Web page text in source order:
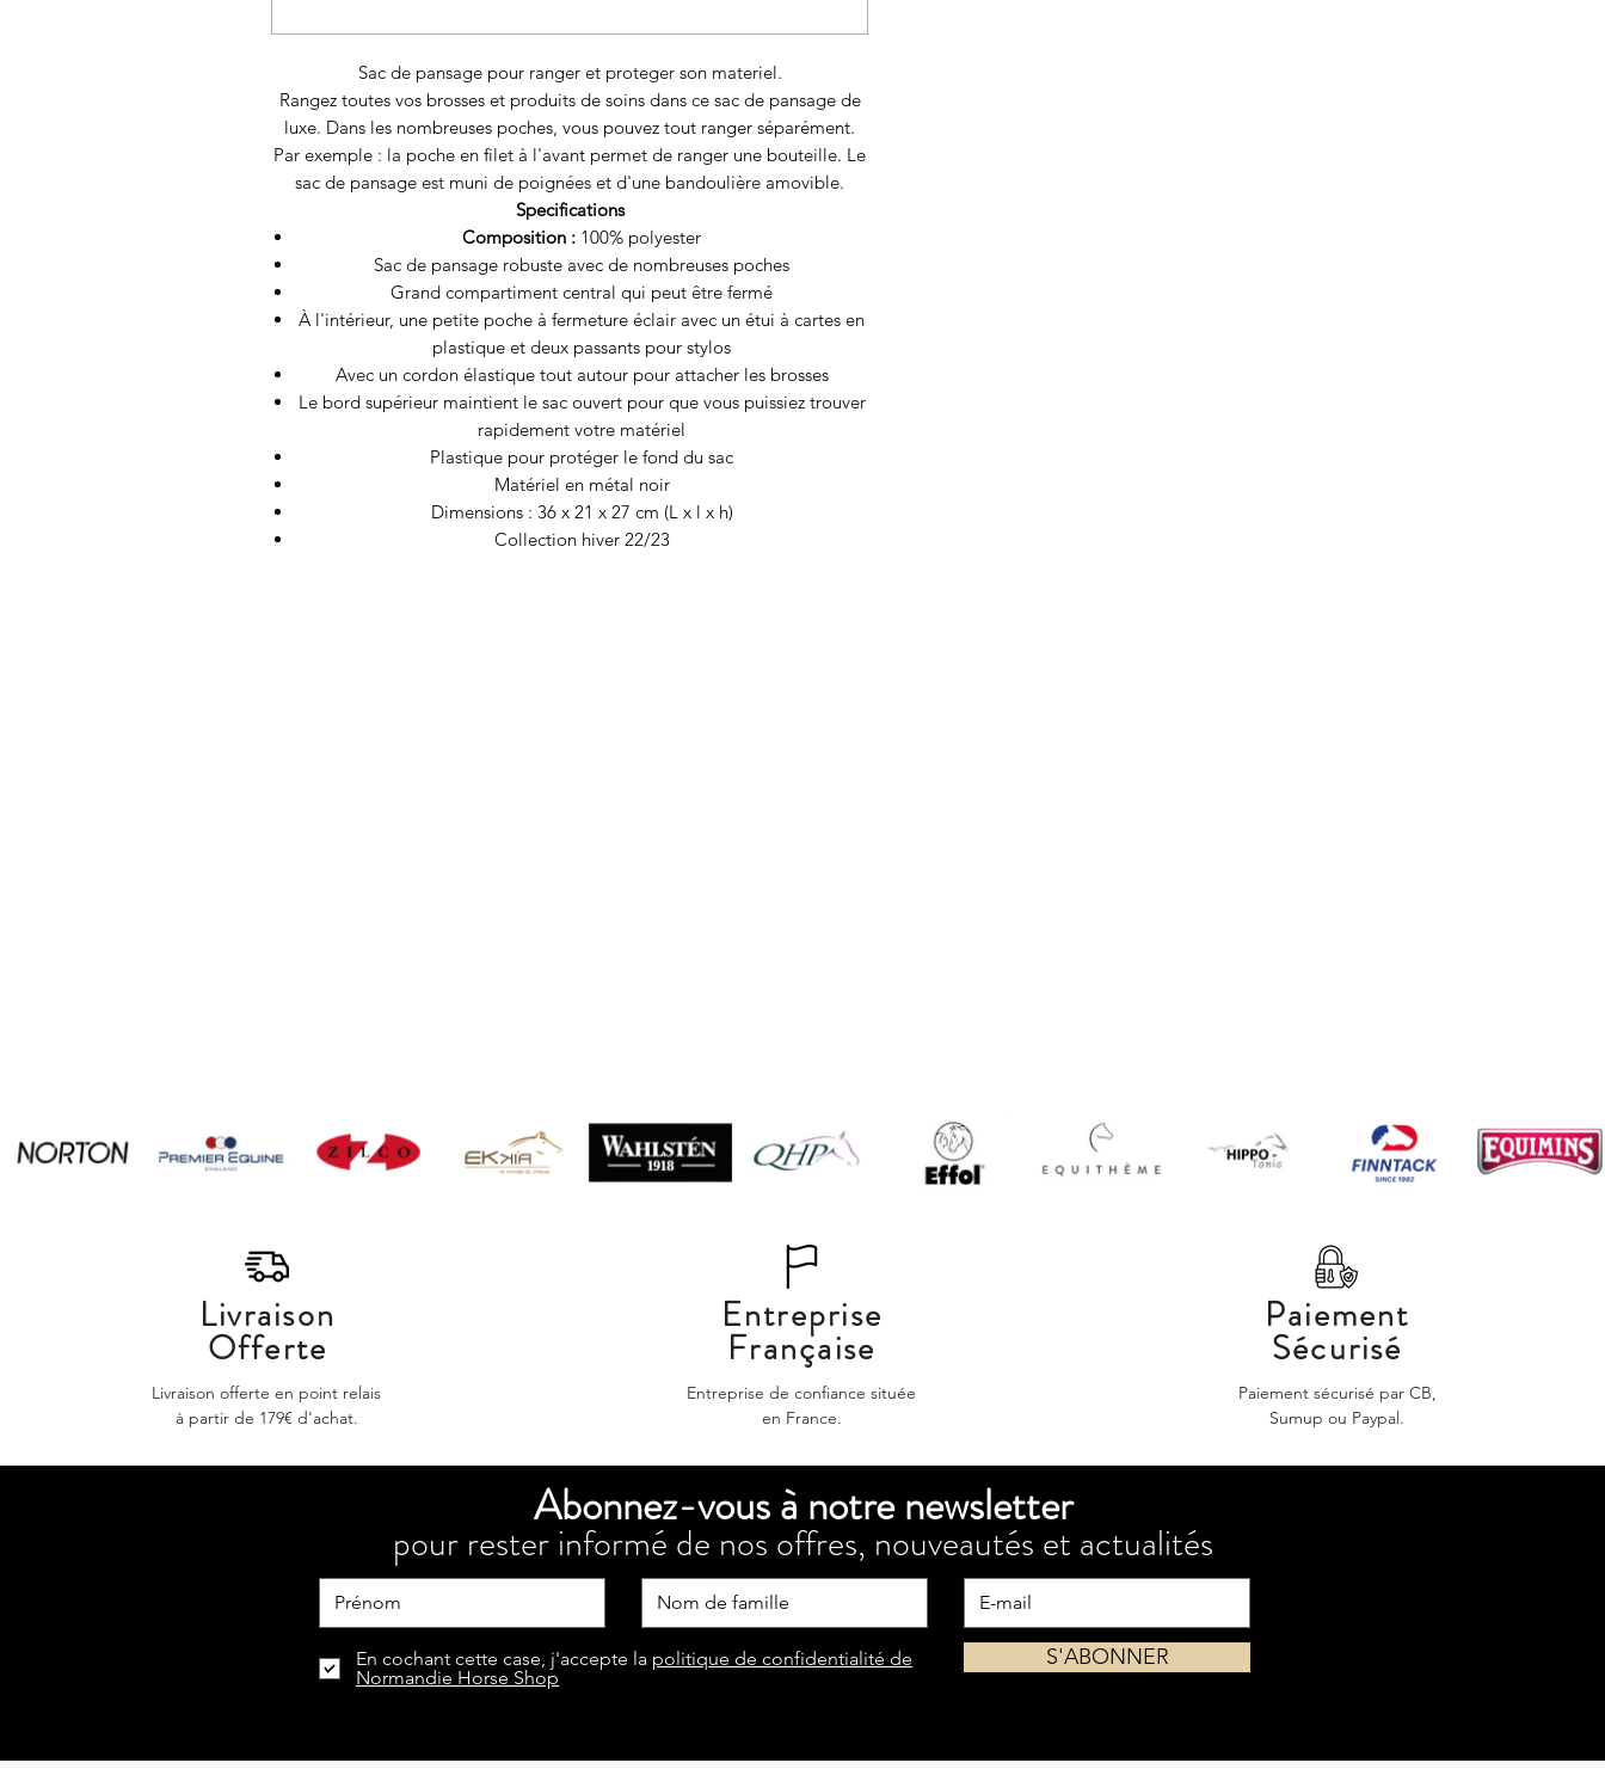
Sac de pansage pour ranger et proteger son materiel.
Rangez toutes vos brosses et produits de soins dans ce sac de pansage de
luxe. Dans les nombreuses poches, vous pouvez tout ranger séparément.
Par exemple : la poche en filet à l'avant permet de ranger une bouteille. Le
sac de pansage est muni de poignées et d'une bandoulière amovible.
Specifications
Composition : 100% polyester
Sac de pansage robuste avec de nombreuses poches
Grand compartiment central qui peut être fermé
À l'intérieur, une petite poche à fermeture éclair avec un étui à cartes en
plastique et deux passants pour stylos
Avec un cordon élastique tout autour pour attacher les brosses
Le bord supérieur maintient le sac ouvert pour que vous puissiez trouver
rapidement votre matériel
Plastique pour protéger le fond du sac
Matériel en métal noir
Dimensions : 36 x 21 x 27 cm (L x l x h)
Collection hiver 22/23
Livraison
Offerte
Livraison offerte en point relais
à partir de 179€ d'achat.
Entreprise
Française
Entreprise de confiance située
en France.
Paiement
Sécurisé
Paiement sécurisé par CB,
Sumup ou Paypal.
Abonnez-vous à notre newsletter
pour rester informé de nos offres, nouveautés et actualités
En cochant cette case, j'accepte la politique de confidentialité de
Normandie Horse Shop
S'ABONNER